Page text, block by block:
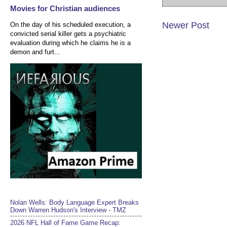
Newer Post
Movies for Christian audiences
On the day of his scheduled execution, a
convicted serial killer gets a psychiatric
evaluation during which he claims he is a
demon and furt...
Nolan Wells: Body Language Expert Breaks
Down Warren Hudson's Interview - TMZ
2026 NFL Hall of Fame Game Recap: